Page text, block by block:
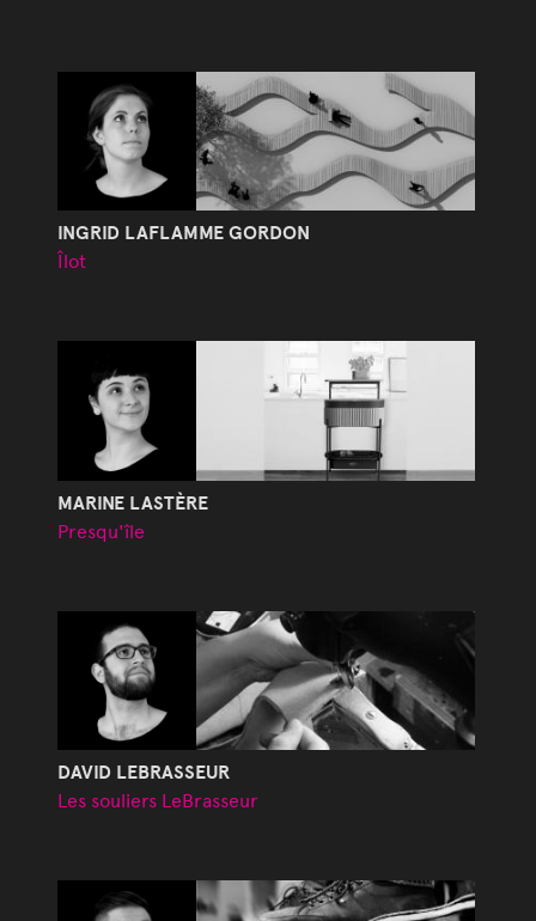
INGRID LAFLAMME GORDON
Îlot
MARINE LASTÈRE
Presqu'île
DAVID LEBRASSEUR
Les souliers LeBrasseur